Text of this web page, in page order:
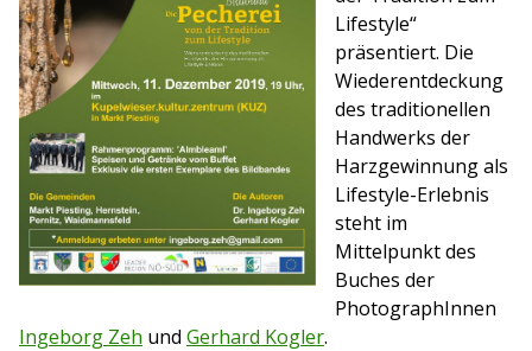
Lifestyle“
präsentiert. Die
Wiederentdeckung
des traditionellen
Handwerks der
Harzgewinnung als
Lifestyle-Erlebnis
steht im
Mittelpunkt des
Buches der
PhotographInnen
Ingeborg Zeh und Gerhard Kogler.